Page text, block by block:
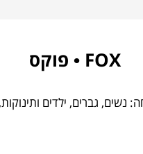
FOX • פוקס